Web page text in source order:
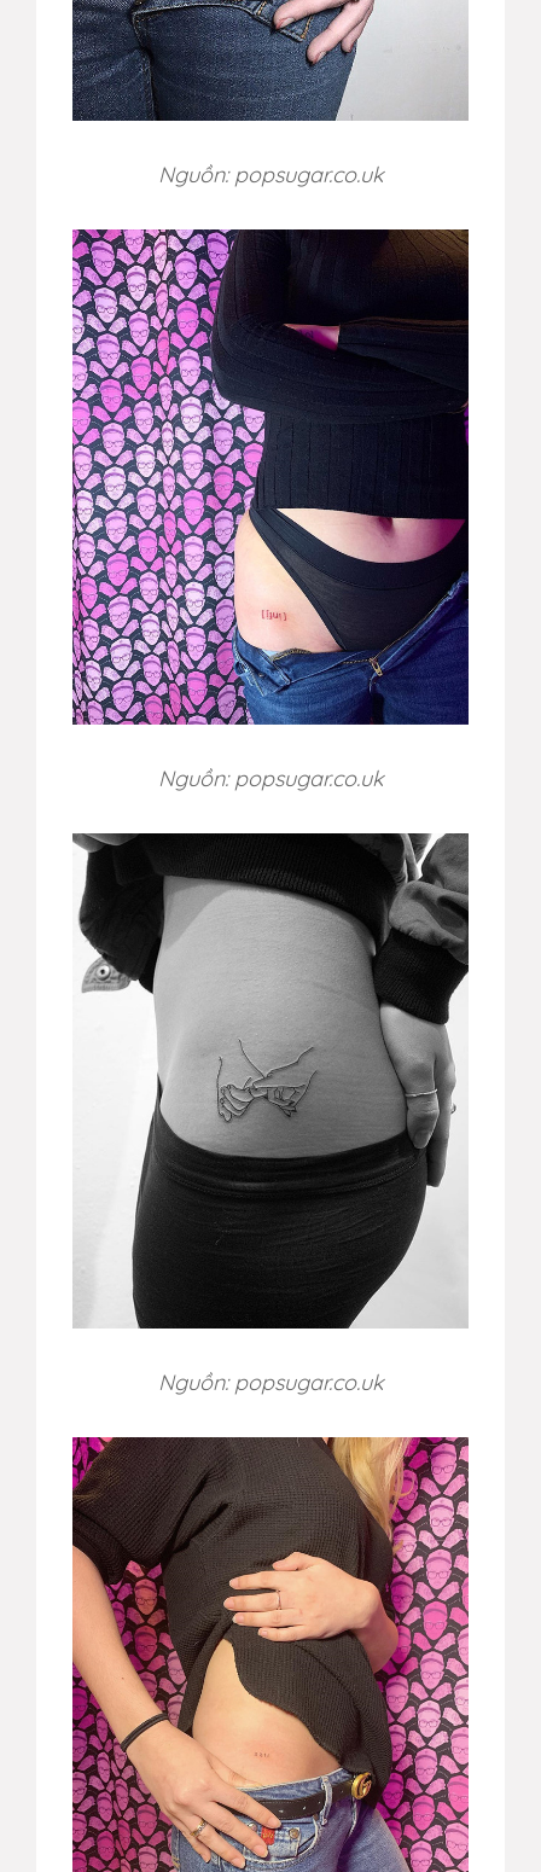
Nguồn: popsugar.co.uk
Nguồn: popsugar.co.uk
Nguồn: popsugar.co.uk